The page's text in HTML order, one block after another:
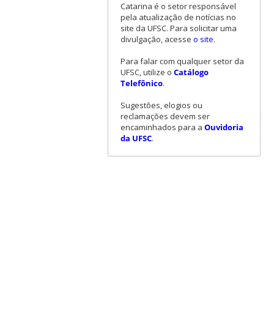
Catarina é o setor responsável
pela atualização de notícias no
site da UFSC. Para solicitar uma
divulgação, acesse o site.
Para falar com qualquer setor da
UFSC, utilize o Catálogo
Telefônico.
Sugestões, elogios ou
reclamações devem ser
encaminhados para a Ouvidoria
da UFSC.